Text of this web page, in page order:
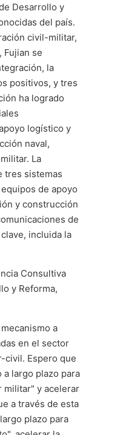
Desarrollo y
del país.
civil-militar,
Fujian se
la
positivos, y tres
ha logrado
logístico y
naval,
La
tres sistemas
de apoyo
y construcción
de
incluida la
Consultiva
y Reforma,
a
en el sector
civil. Espero que
largo plazo para
militar" y acelerar
a través de esta
plazo para